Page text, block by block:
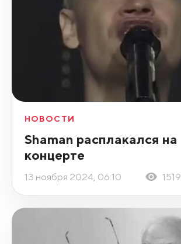
НОВОСТИ
Shaman расплакался на
концерте
13 ноября 2024, 06:10 1519